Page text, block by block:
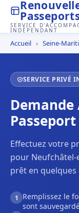
SERVICE
INDÉPENDANT
Accueil › Seine-
SERVICE PRIVÉ
Effectuez votre
pour Neufchâtel-
prêt en quelques
1
Remplissez le
sont